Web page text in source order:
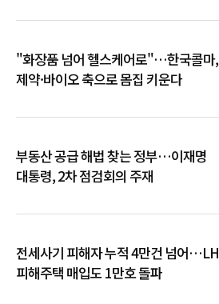
"화장품 넘어 헬스케어로"…한국콜마,
제약·바이오 축으로 몸집 키운다
부동산 공급 해법 찾는 정부…이재명
대통령, 2차 점검회의 주재
전세사기 피해자 누적 4만건 넘어…LH
피해주택 매입도 1만호 돌파